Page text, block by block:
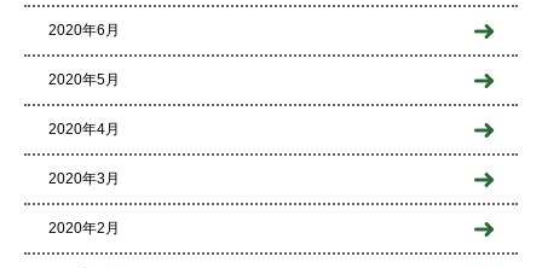
2020年6月
2020年5月
2020年4月
2020年3月
2020年2月